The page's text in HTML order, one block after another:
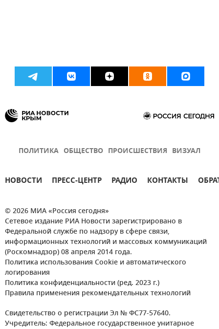
ПОЛИТИКА ОБЩЕСТВО ПРОИСШЕСТВИЯ ВИЗУАЛ
НОВОСТИ ПРЕСС-ЦЕНТР РАДИО КОНТАКТЫ
© 2026 МИА «Россия сегодня»
Сетевое издание РИА Новости зарегистрировано в
Федеральной службе по надзору в сфере связи,
информационных технологий и массовых коммуникаций
(Роскомнадзор) 08 апреля 2014 года.
Политика использования Cookie и автоматического
логирования
Политика конфиденциальности (ред. 2023 г.)
Правила применения рекомендательных технологий
Свидетельство о регистрации Эл № ФС77-57640.
Учредитель: Федеральное государственное унитарное